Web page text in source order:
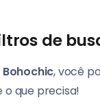
de
, você
que precisa!